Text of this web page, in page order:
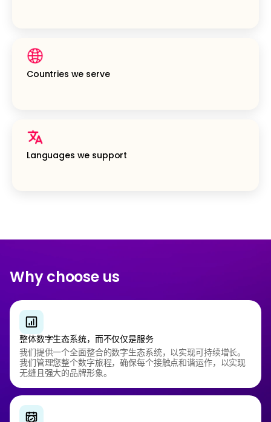
Countries we serve
Languages we support
Why choose us
整体数字生态系统，而不仅仅是服务
我们提供一个全面整合的数字生态系统，以实现可持续增长。
我们管理您整个数字旅程，确保每个接触点和谐运作，以实现
无缝且强大的品牌形象。